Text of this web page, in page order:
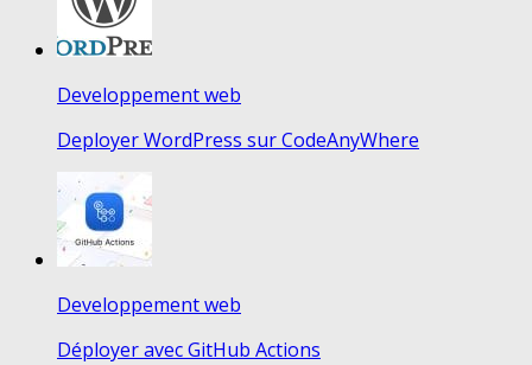
Developpement web
Deployer WordPress sur CodeAnyWhere
Developpement web
Déployer avec GitHub Actions